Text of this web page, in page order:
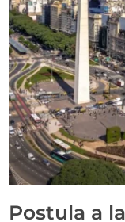
Postula a